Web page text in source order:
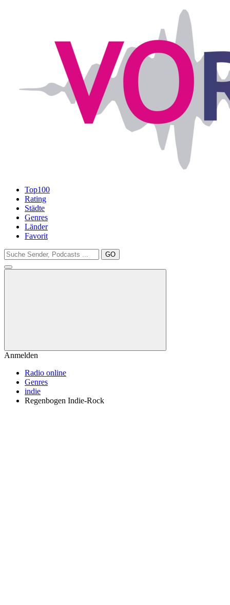
Top100
Rating
Städte
Genres
Länder
Favorit
GO
Anmelden
Radio online
Genres
indie
Regenbogen Indie-Rock